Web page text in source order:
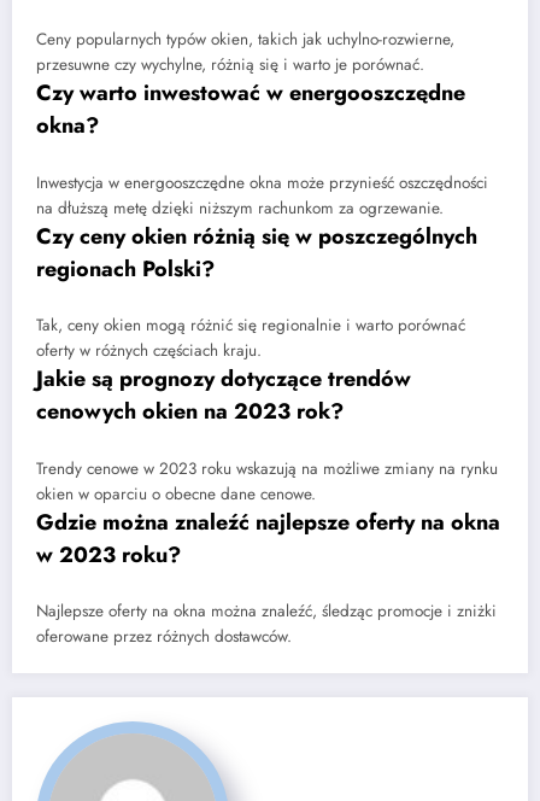
Ceny popularnych typów okien, takich jak uchylno-rozwierne,
przesuwne czy wychylne, różnią się i warto je porównać.
Czy warto inwestować w energooszczędne
okna?
Inwestycja w energooszczędne okna może przynieść oszczędności
na dłuższą metę dzięki niższym rachunkom za ogrzewanie.
Czy ceny okien różnią się w poszczególnych
regionach Polski?
Tak, ceny okien mogą różnić się regionalnie i warto porównać
oferty w różnych częściach kraju.
Jakie są prognozy dotyczące trendów
cenowych okien na 2023 rok?
Trendy cenowe w 2023 roku wskazują na możliwe zmiany na rynku
okien w oparciu o obecne dane cenowe.
Gdzie można znaleźć najlepsze oferty na okna
w 2023 roku?
Najlepsze oferty na okna można znaleźć, śledząc promocje i zniżki
oferowane przez różnych dostawców.